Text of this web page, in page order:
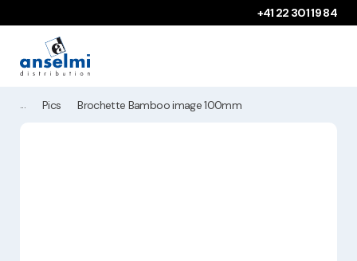
+41 22 301 19 84
Pics Brochette Bamboo image 100mm